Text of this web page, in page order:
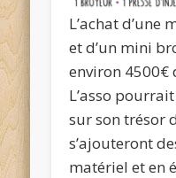
L’achat d’une
et d’un mini
environ 4500€
L’asso
sur son trésor
s’ajouteront
matériel et en